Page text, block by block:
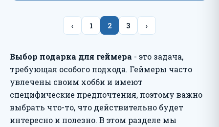
‹ 1 2 3 ›
Выбор подарка для геймера - это задача,
требующая особого подхода. Геймеры часто
увлечены своим хобби и имеют
специфические предпочтения, поэтому важно
выбрать что-то, что действительно будет
интересно и полезно. В этом разделе мы